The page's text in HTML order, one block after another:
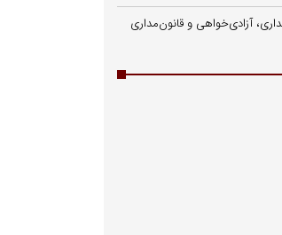
آزادی‌خواهی و قانون‌مداری